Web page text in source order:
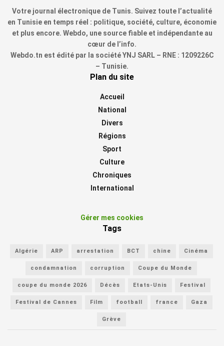
Votre journal électronique de Tunis. Suivez toute l’actualité
en Tunisie en temps réel : politique, société, culture, économie
et plus encore. Webdo, une source fiable et indépendante au
cœur de l’info.
Webdo.tn est édité par la société YNJ SARL – RNE : 1209226C
– Tunisie.
Plan du site
Accueil
National
Divers
Régions
Sport
Culture
Chroniques
International
Gérer mes cookies
Tags
Algérie ARP arrestation BCT chine Cinéma
condamnation corruption Coupe du Monde
coupe du monde 2026 Décès Etats-Unis Festival
Festival de Cannes Film football france Gaza
Grève